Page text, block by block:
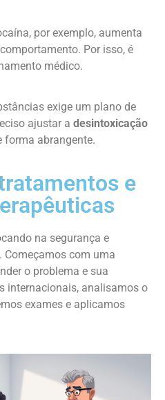
por exemplo, aumenta
Por isso, é
médico.
exige um plano de
ajustar a desintoxicação
forma abrangente.
e
na segurança e
Começamos com uma
o problema e sua
internacionais, analisamos o
exames e aplicamos